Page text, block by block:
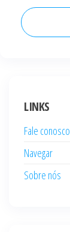
LINKS
Fale conosco
Navegar
Sobre nós